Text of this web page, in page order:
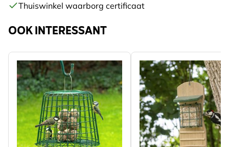
Thuiswinkel waarborg certificaat
OOK INTERESSANT